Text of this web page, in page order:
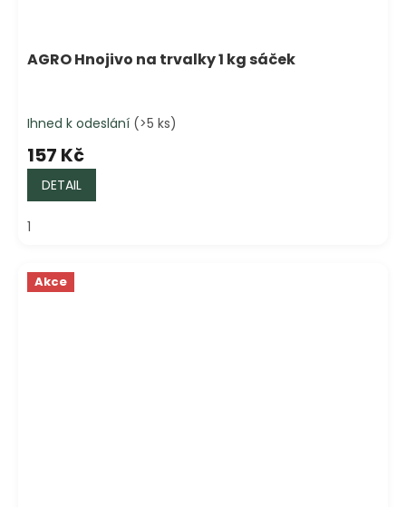
AGRO Hnojivo na trvalky 1 kg sáček
Ihned k odeslání (>5 ks)
157 Kč
DETAIL
1
Akce